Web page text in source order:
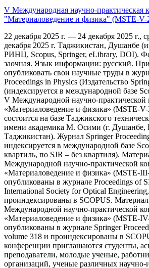
V Международная научно-практическая
"Материаловедение и физика" (MSTE-V-
22 декабря 2025 г. — 24 декабря 2025 г.,
декабря 2025 г. Таджикистан, Душанбе
РИНЦ, Scopus, Springer, eLibrary, DOI).
заочная. Язык информации: русский.
опубликовать свои научные труды в
Proceedings in Physics (Издательство
(индексируется в международной базе
V Международной научно-практической
«Материаловедение и физика» (MSTE-V-
состоится на базе Таджикского
имени академика М. Осими (г. Душанбе,
Таджикистан). Журнал Springer
индексируется в международной базе
квартиль, по SJR – без квартиля).
Международной научно-практической
«Материаловедение и физика» (MSTE-
опубликованы в журнале Proceedings of
International Society for Optical
проиндексированы в SCOPUS.
Международной научно-практической
«Материаловедение и физика» (MSTE-
опубликованы в журнале Springer
volume 318 и проиндексированы в
конференции приглашаются студенты,
преподаватели, молодые ученые,
организаций, ученые различных научно-